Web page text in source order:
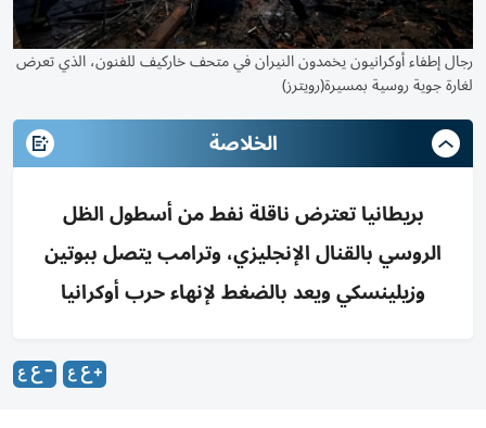
صورة نشرتها وزارة الدفاع البريطانية، تظهر الكتيبة 42 من قوات الكوماندوز
وهي تعترض السفينة «سي إم آر سميرتوس»في القناة الإنجليزية (أ ف ب)
رجال إطفاء أوكرانيون يخمدون النيران في متحف خاركيف للفنون، الذي تعرض
لغارة جوية روسية بمسيرة(رويترز)
الخلاصة
بريطانيا تعترض ناقلة نفط من أسطول الظل
الروسي بالقنال الإنجليزي، وترامب يتصل ببوتين
وزيلينسكي ويعد بالضغط لإنهاء حرب أوكرانيا